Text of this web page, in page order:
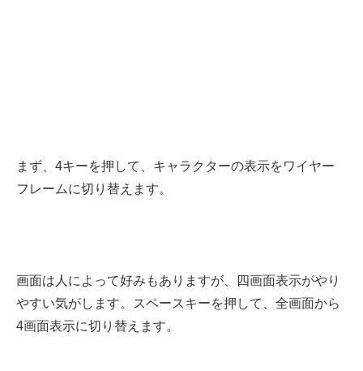
まず、4キーを押して、キャラクターの表示をワイヤー
フレームに切り替えます。
画面は人によって好みもありますが、四画面表示がやり
やすい気がします。スペースキーを押して、全画面から
4画面表示に切り替えます。